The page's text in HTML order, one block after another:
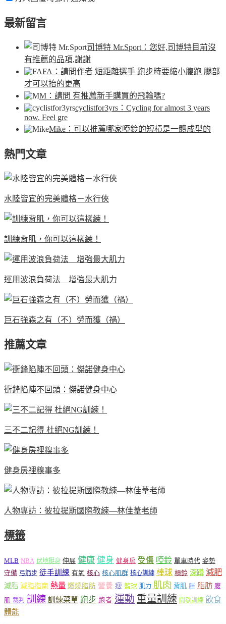
最新留言
司博特 Mr.Sport ：您好,司博特目前沒
有推薦的品項,謝謝
FA ：請問作者 短距離選手 跑步時要縮小腹跑 腿部
才可以抬的更高
M ：請問 有推薦新手購買的飛輪嗎?
cyclistfor3yrs ：Cycling for almost 3 years
now. Feel gre
Mike ：可以推薦哪家啞鈴的短槓是一體成型的
熱門文章
水陸皆宜的完美體格－水行俠
訓練背肌，你可以這樣練！
運用波浪負荷法 增強最大肌力
巨石強森之有（不）勞而獲（禍）
推薦文章
衝鋒陷陣不回頭：傑諾健身中心
三不二記得 杜絕NG訓練！
健身房裡糗事多
人物專訪：彼拉提斯國際教練—林佳葦老師
標籤
MLB NBA 伏地挺身 伸展 健康 健身 健身房 受傷 啞鈴 單車時代 姿勢
守備 弓箭步 徒手訓練 有氧 核心 核心肌群 核心訓練 棒球 槓鈴 深蹲 減肥
減脂 減脂指南 熱量 燃燒脂肪 營養 瘦 籃球 肌力 肌肉 背肌 胖 脂肪 腹
肌 裁判 訓練 訓練菜單 跑步 跑者 運動 重量訓練 間歇訓練 飲食
體能